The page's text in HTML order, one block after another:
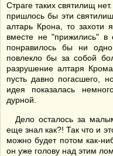
Страге таких святилищ
пришлось бы эти
алтарь Крона, то захоти
вместе не "прижились" в
понравилось бы ни
повлекло бы за собой
разрушение алтаря
пусть давно погасшего,
идея показалась
дурной.
Дело осталось за
еще знал как?! Так что и
можно будет потом как-
он уже голову над этим